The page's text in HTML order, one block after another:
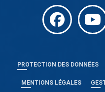
PROTECTION DES DONNÉES
MENTIONS LÉGALES